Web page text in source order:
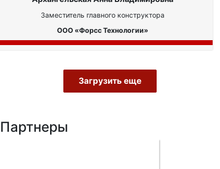
Заместитель главного конструктора
ООО «Форсс Технологии»
Загрузить еще
Партнеры